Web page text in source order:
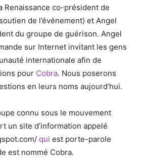
Renaissance co-président de
de l’événement) et Angel
du groupe de guérison. Angel
sur Internet invitant les gens
internationale afin de
pour Cobra. Nous poserons
en leurs noms aujourd’hui.
connu sous le mouvement
un site d’information appelé
qui est porte-parole
est nommé Cobra.